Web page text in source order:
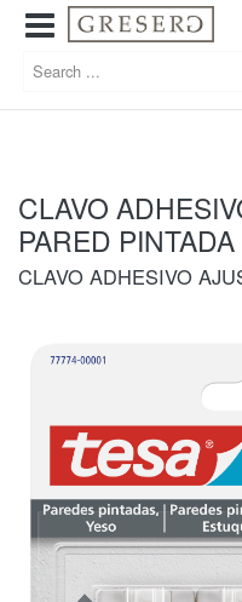
CLAVO
PARED PINTADA
CLAVO ADHESIVO